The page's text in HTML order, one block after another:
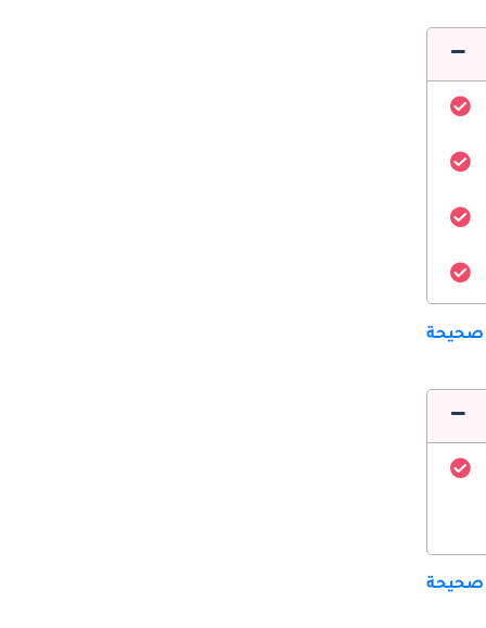
صحيحة
صحيحة